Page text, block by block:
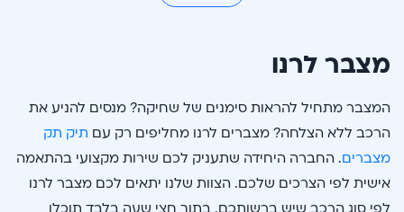
מצבר לרנו
המצבר מתחיל להראות סימנים של שחיקה? מנסים להניע את
הרכב ללא הצלחה? מצברים לרנו מחליפים רק עם תיק תק
מצברים. החברה היחידה שתעניק לכם שירות מקצועי בהתאמה
אישית לפי הצרכים שלכם. הצוות שלנו יתאים לכם מצבר לרנו